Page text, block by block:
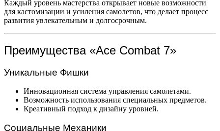
Каждый уровень мастерства открывает новые возможности
для кастомизации и усиления самолетов, что делает процесс
развития увлекательным и долгосрочным.
Преимущества «Ace Combat 7»
Уникальные Фишки
Инновационная система управления самолетами.
Возможность использования специальных предметов.
Креативный подход к дизайну уровней.
Социальные Механики